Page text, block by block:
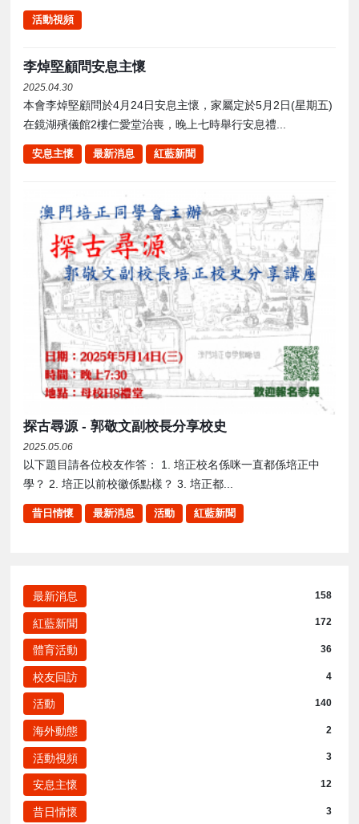
活動視頻
李焯堅顧問安息主懷
2025.04.30
本會李焯堅顧問於4月24日安息主懷，家屬定於5月2日(星期五)
在鏡湖殯儀館2樓仁愛堂治喪，晚上七時舉行安息禮...
安息主懷 最新消息 紅藍新聞
探古尋源 - 郭敬文副校長分享校史
2025.05.06
以下題目請各位校友作答： 1. 培正校名係咪一直都係培正中
學？ 2. 培正以前校徽係點樣？ 3. 培正都...
昔日情懷 最新消息 活動 紅藍新聞
最新消息 158
紅藍新聞 172
體育活動 36
校友回訪 4
活動 140
海外動態 2
活動視頻 3
安息主懷 12
昔日情懷 3